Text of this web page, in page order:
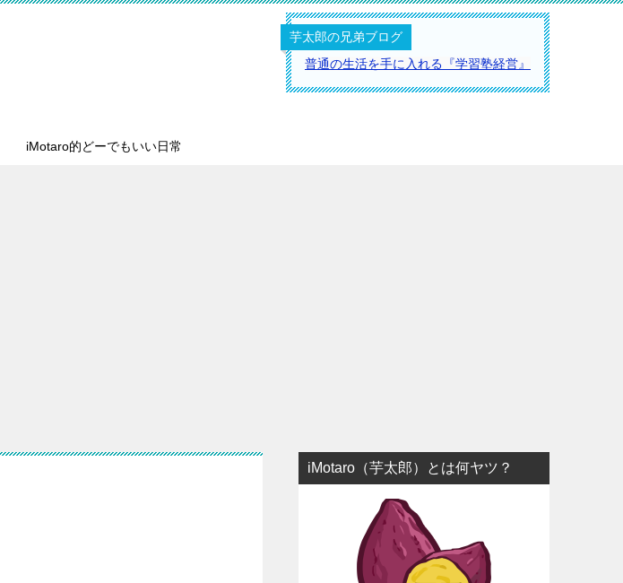
芋太郎の兄弟ブログ
普通の生活を手に入れる『学習塾経営』
iMotaro的どーでもいい日常
iMotaro（芋太郎）とは何ヤツ？